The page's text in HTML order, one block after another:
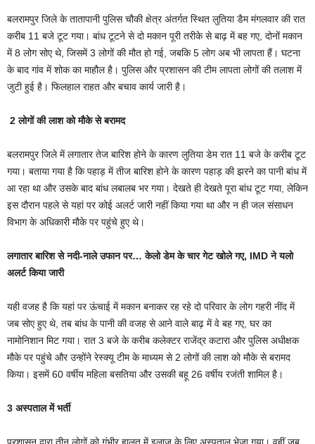
बलरामपुर जिले के तातापानी पुलिस चौकी क्षेत्र अंतर्गत स्थित लुतिया डैम मंगलवार की रात
करीब 11 बजे टूट गया। बांध टूटने से दो मकान पूरी तरीके से बाढ़ में बह गए, दोनों मकान
में 8 लोग सोए थे, जिसमें 3 लोगों की मौत हो गई, जबकि 5 लोग अब भी लापता हैं। घटना
के बाद गांव में शोक का माहौल है। पुलिस और प्रशासन की टीम लापता लोगों की तलाश में
जुटी हुई है। फिलहाल राहत और बचाव कार्य जारी है।
2 लोगों की लाश को मौके से बरामद
बलरामपुर जिले में लगातार तेज बारिश होने के कारण लुतिया डेम रात 11 बजे के करीब टूट
गया। बताया गया है कि पहाड़ में तीज बारिश होने के कारण पहाड़ की झरने का पानी बांध में
आ रहा था और उसके बाद बांध लबालब भर गया। देखते ही देखते पूरा बांध टूट गया, लेकिन
इस दौरान पहले से यहां पर कोई अलर्ट जारी नहीं किया गया था और न ही जल संसाधन
विभाग के अधिकारी मौके पर पहुंचे हुए थे।
लगातार बारिश से नदी-नाले उफान पर… केलो डेम के चार गेट खोले गए, IMD ने यलो
अलर्ट किया जारी
यही वजह है कि यहां पर ऊंचाई में मकान बनाकर रह रहे दो परिवार के लोग गहरी नींद में
जब सोए हुए थे, तब बांध के पानी की वजह से आने वाले बाढ़ में वे बह गए, घर का
नामोनिशान मिट गया। रात 3 बजे के करीब कलेक्टर राजेंद्र कटारा और पुलिस अधीक्षक
मौके पर पहुंचे और उन्होंने रेस्क्यू टीम के माध्यम से 2 लोगों की लाश को मौके से बरामद
किया। इसमें 60 वर्षीय महिला बसतिया और उसकी बहू 26 वर्षीय रजंती शामिल है।
3 अस्पताल में भर्ती